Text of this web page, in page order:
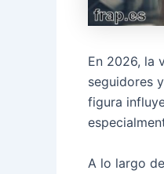
En 2026, la
seguidores
figura
A lo largo